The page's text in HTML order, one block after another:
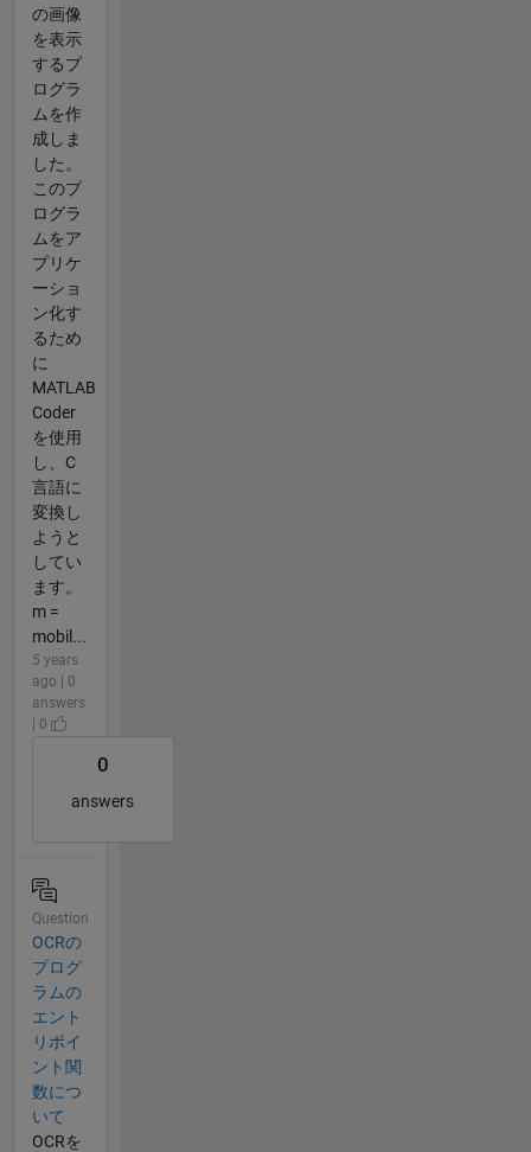
の画像
を表示
するプ
ログラ
ムを作
成しま
した。
このプ
ログラ
ムをア
プリケ
ーショ
ン化す
るため
に
MATLAB
Coder
を使用
し、C
言語に
変換し
ようと
してい
ます。
m =
mobil...
5 years
ago | 0
answers
| 0
0
answers
Question
OCRの
プログ
ラムの
エント
リポイ
ント関
数につ
いて
OCRを